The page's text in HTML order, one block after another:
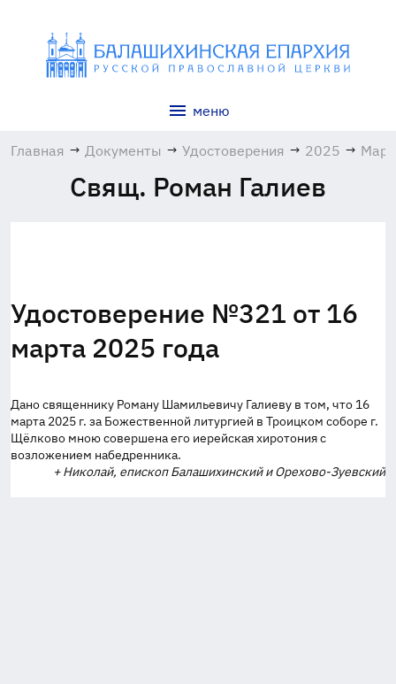
меню
Главная → Документы → Удостоверения → 2025 → Март
Свящ. Роман Галиев
Удостоверение №321 от 16
марта 2025 года
Дано священнику Роману Шамильевичу Галиеву в том, что 16
марта 2025 г. за Божественной литургией в Троицком соборе г.
Щёлково мною совершена его иерейская хиротония с
возложением набедренника.
+ Николай, епископ Балашихинский и Орехово-Зуевский